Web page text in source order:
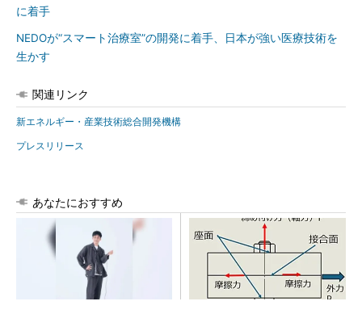
に着手
NEDOが“スマート治療室”の開発に着手、日本が強い医療技術を
生かす
関連リンク
新エネルギー・産業技術総合開発機構
プレスリリース
あなたにおすすめ